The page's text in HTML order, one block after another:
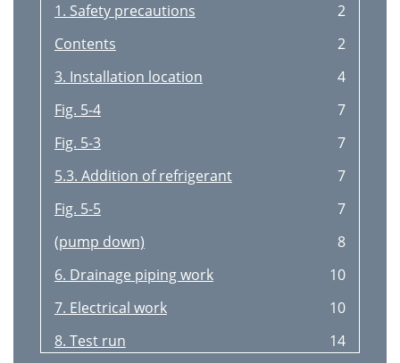
1. Safety precautions
2
Contents
2
3. Installation location
4
Fig. 5-4
7
Fig. 5-3
7
5.3. Addition of refrigerant
7
Fig. 5-5
7
(pump down)
8
6. Drainage piping work
10
7. Electrical work
10
8. Test run
14